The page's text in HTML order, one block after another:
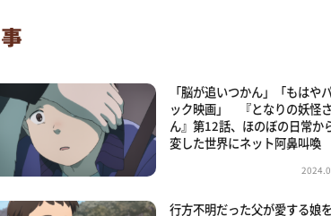
「脳が追いつかん」「もはや
ック映画」 『となりの妖怪さ
ん』第12話、ほのぼの日常か
変した世界にネット阿鼻叫喚
行方不明だった父が愛する娘